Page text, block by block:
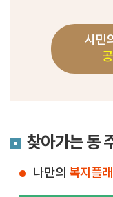
시민
찾아가는 동
나만의 복지플